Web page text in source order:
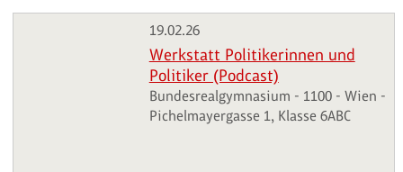
19.02.26
Werkstatt Politikerinnen und
Politiker (Podcast)
Bundesrealgymnasium - 1100 - Wien -
Pichelmayergasse 1, Klasse 6ABC